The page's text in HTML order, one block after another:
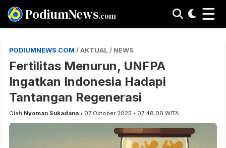
PodiumNews.com ☰
PODIUMNEWS.COM / AKTUAL / NEWS
Fertilitas Menurun, UNFPA
Ingatkan Indonesia Hadapi
Tantangan Regenerasi
Oleh Nyoman Sukadana • 07 Oktober 2025 • 07:48:00 WITA